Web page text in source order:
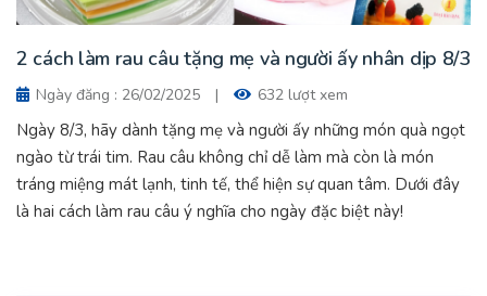
2 cách làm rau câu tặng mẹ và người ấy nhân dịp 8/3
Ngày đăng : 26/02/2025 | 632 lượt xem
Ngày 8/3, hãy dành tặng mẹ và người ấy những món quà ngọt
ngào từ trái tim. Rau câu không chỉ dễ làm mà còn là món
tráng miệng mát lạnh, tinh tế, thể hiện sự quan tâm. Dưới đây
là hai cách làm rau câu ý nghĩa cho ngày đặc biệt này!